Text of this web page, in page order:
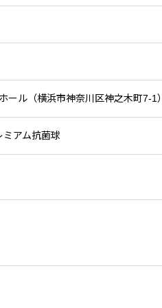
ール（横浜市神奈川区神之木町7-1）
アム抗菌球